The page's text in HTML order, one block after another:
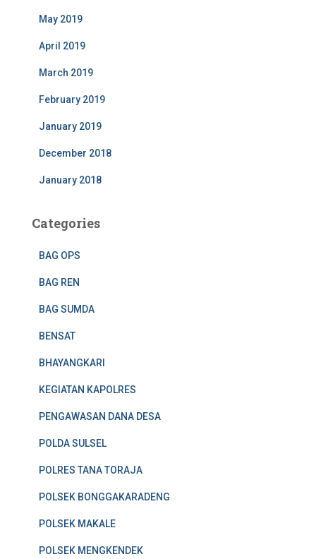
May 2019
April 2019
March 2019
February 2019
January 2019
December 2018
January 2018
Categories
BAG OPS
BAG REN
BAG SUMDA
BENSAT
BHAYANGKARI
KEGIATAN KAPOLRES
PENGAWASAN DANA DESA
POLDA SULSEL
POLRES TANA TORAJA
POLSEK BONGGAKARADENG
POLSEK MAKALE
POLSEK MENGKENDEK